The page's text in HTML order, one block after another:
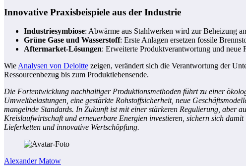
Innovative Praxisbeispiele aus der Industrie
Industriesymbiose: Abwärme aus Stahlwerken wird zur Beheizung
Grüne Gase und Wasserstoff: Erste Anlagen ersetzen fossile
Aftermarket-Lösungen: Erweiterte Produktverantwortung und
Wie Analysen von Deloitte zeigen, verändert sich die Verantwortung der
Ressourcenbezug bis zum Produktlebensende.
Die Fortentwicklung nachhaltiger Produktionsmethoden führt zu einer
Umweltbelastungen, eine gestärkte Rohstoffsicherheit, neue
mangelnde Standards. In Zukunft ist mit einer stärkeren Regulierung, aber
Kreislaufwirtschaft und erneuerbare Energien investieren, sichern sich
Lieferketten und innovative Wertschöpfung.
Alexander Matow